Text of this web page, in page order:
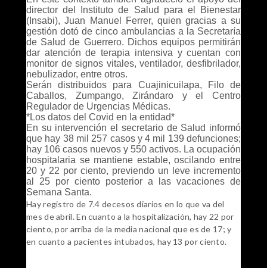
director del Instituto de Salud para el Bienestar
(Insabi), Juan Manuel Ferrer, quien gracias a su
gestión dotó de cinco ambulancias a la Secretaría
de Salud de Guerrero. Dichos equipos permitirán
dar atención de terapia intensiva y cuentan con
monitor de signos vitales, ventilador, desfibrilador,
nebulizador, entre otros.
Serán distribuidos para Cuajinicuilapa, Filo de
Caballos, Zumpango, Zirándaro y el Centro
Regulador de Urgencias Médicas.
*Los datos del Covid en la entidad*
En su intervención el secretario de Salud informó
que hay 38 mil 257 casos y 4 mil 139 defunciones;
hay 106 casos nuevos y 550 activos. La ocupación
hospitalaria se mantiene estable, oscilando entre
20 y 22 por ciento, previendo un leve incremento
al 25 por ciento posterior a las vacaciones de
Semana Santa.
Hay registro de 7.4 decesos diarios en lo que va del
mes de abril. En cuanto a la hospitalización, hay 22 por
ciento, por arriba de la media nacional que es de 17; y
en cuanto a pacientes intubados, hay 13 por ciento.